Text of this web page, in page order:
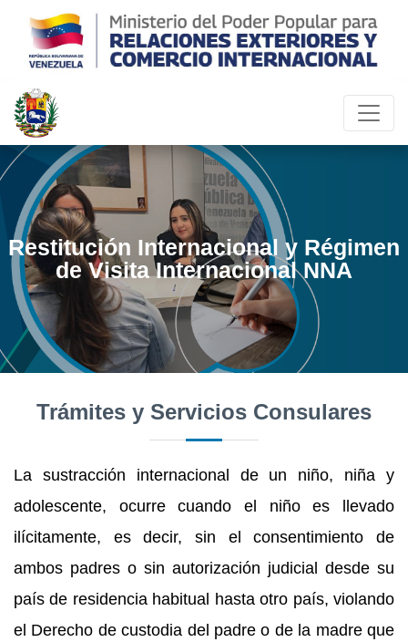
Restitución Internacional y Régimen
de Visita Internacional NNA
Trámites y Servicios Consulares
La sustracción internacional de un niño, niña y
adolescente, ocurre cuando el niño es llevado
ilícitamente, es decir, sin el consentimiento de
ambos padres o sin autorización judicial desde su
país de residencia habitual hasta otro país, violando
el Derecho de custodia del padre o de la madre que